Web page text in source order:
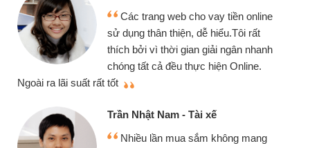
Các trang web cho vay tiền online
sử dụng thân thiện, dễ hiểu.Tôi rất
thích bởi vì thời gian giải ngân nhanh
chóng tất cả đều thực hiện Online.
Ngoài ra lãi suất rất tốt
Trần Nhật Nam - Tài xế
Nhiều lần mua sắm không mang